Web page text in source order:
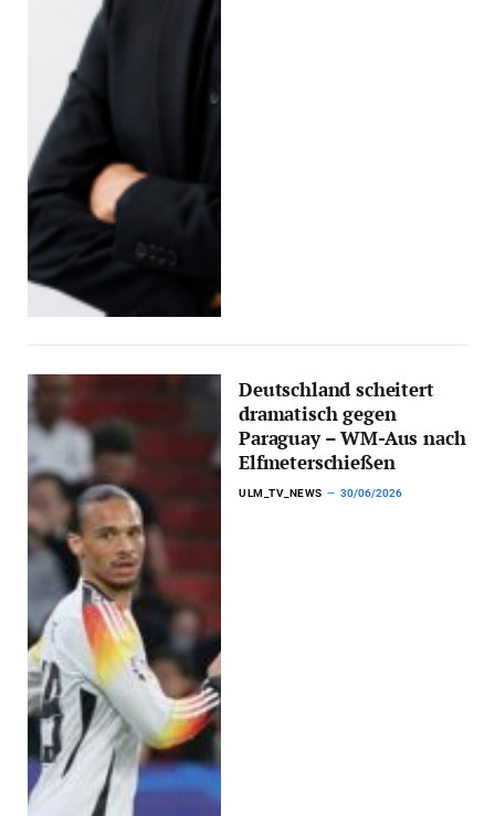
Deutschland scheitert
dramatisch gegen
Paraguay – WM-Aus nach
Elfmeterschießen
ULM_TV_NEWS 30/06/2026